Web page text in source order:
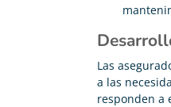
Las
a las
responden a